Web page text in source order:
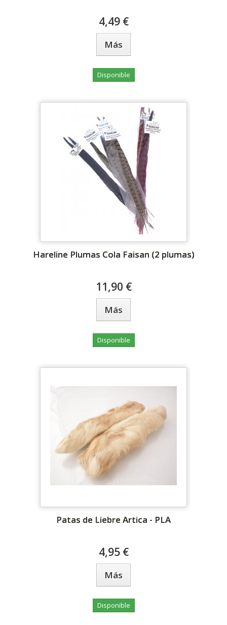
4,49 €
Más
Disponible
Hareline Plumas Cola Faisan (2 plumas)
11,90 €
Más
Disponible
Patas de Liebre Artica - PLA
4,95 €
Más
Disponible